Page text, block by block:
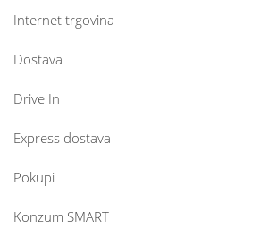
Internet trgovina
Dostava
Drive In
Express dostava
Pokupi
Konzum SMART